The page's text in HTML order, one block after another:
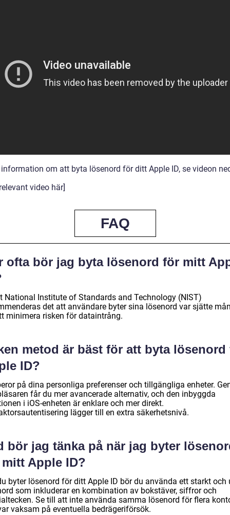
om att byta lösenord för ditt Apple ID, se videon
video här]
FAQ
ofta bör jag byta lösenord för mitt
National Institute of Standards and Technology (NIST)
det att användare byter sina lösenord var sjätte
minimera risken för dataintrång.
metod är bäst för att byta lösenord
ID?
på dina personliga preferenser och tillgängliga enheter.
får du mer avancerade alternativ, och den inbyggda
i iOS-enheten är enklare och mer direkt.
lägger till en extra säkerhetsnivå.
bör jag tänka på när jag byter
Apple ID?
byter lösenord för ditt Apple ID bör du använda ett starkt och
som inkluderar en kombination av bokstäver, siffror och
Se till att inte använda samma lösenord för flera
vaksam på eventuella bedrägeriförsök.